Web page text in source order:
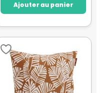
Ajouter au panier